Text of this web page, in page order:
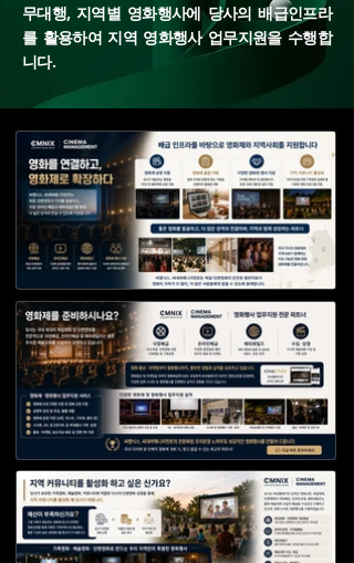
무대행, 지역별 영화행사에 당사의 배급인프라
를 활용하여 지역 영화행사 업무지원을 수행합
니다.